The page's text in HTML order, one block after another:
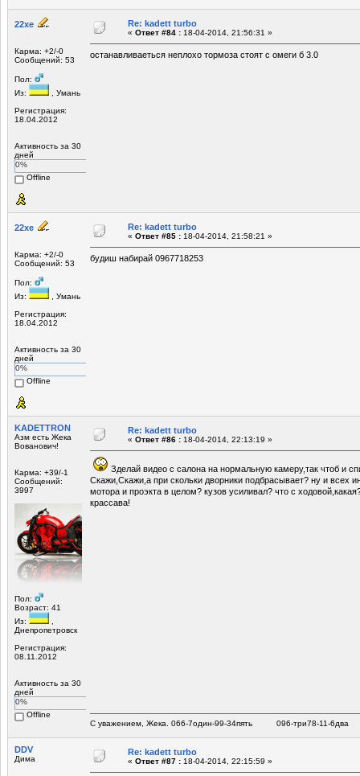
22xe
Карма: +2/-0
Сообщений: 53
Пол:
Из:
, Умань
Регистрация:
18.04.2012
Активность за 30
дней
0%
Offline
Re: kadett turbo
« Ответ #84 : 18-04-2014, 21:56:31 »
останавливаеться неплохо тормоза стоят с омеги б 3.0
22xe
Карма: +2/-0
Сообщений: 53
Пол:
Из:
, Умань
Регистрация:
18.04.2012
Активность за 30
дней
0%
Offline
Re: kadett turbo
« Ответ #85 : 18-04-2014, 21:58:21 »
будиш набирай 0967718253
KADETTRON
Азм есть Жека
Вованович!
Карма: +39/-1
Сообщений:
3997
Пол:
Возраст: 41
Из:
Днепропетровск
Регистрация:
08.11.2012
Активность за 30
дней
0%
Offline
Re: kadett turbo
« Ответ #86 : 18-04-2014, 22:13:19 »
Зделай видео с салона на нормальную камеру,так чтоб и
Скажи,Скажи,а при скольки дворники подбрасывает? ну и всех
мотора и проэкта в целом? кузов усиливал? что с
крассава!
С уважением, Жека. 066-7один-99-34пять 096-три78-11-6два
DDV
Дима
Re: kadett turbo
« Ответ #87 : 18-04-2014, 22:15:59 »